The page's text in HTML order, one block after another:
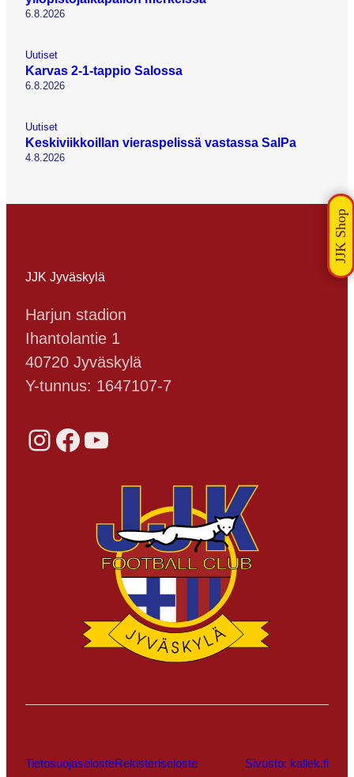
6.8.2026
Uutiset
Karvas 2-1-tappio Salossa
6.8.2026
Uutiset
Keskiviikkoillan vieraspelissä vastassa SalPa
4.8.2026
JJK Jyväskylä
Harjun stadion
Ihantolantie 1
40720 Jyväskylä
Y-tunnus: 1647107-7
Instagram Facebook YouTube
TietosuojaselosteRekisteriseloste Sivusto: kallek.fi